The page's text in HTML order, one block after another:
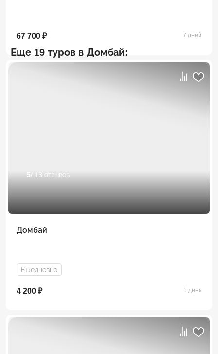
67 700 ₽ 7 дней
Еще 19 туров в Домбай:
5/ 13 отзывов
Домбай
Ежедневно
4 200 ₽ 1 день